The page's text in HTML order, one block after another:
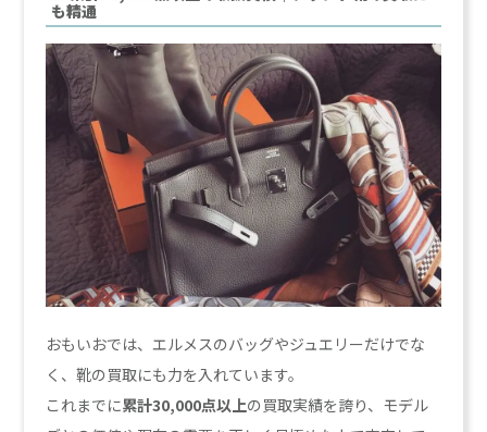
も精通
おもいおでは、エルメスのバッグやジュエリーだけでな
く、靴の買取にも力を入れています。
これまでに累計30,000点以上の買取実績を誇り、モデル